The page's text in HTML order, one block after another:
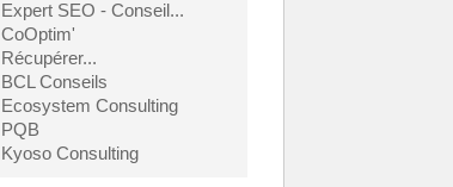
Expert SEO - Conseil...
CoOptim'
Récupérer...
BCL Conseils
Ecosystem Consulting
PQB
Kyoso Consulting